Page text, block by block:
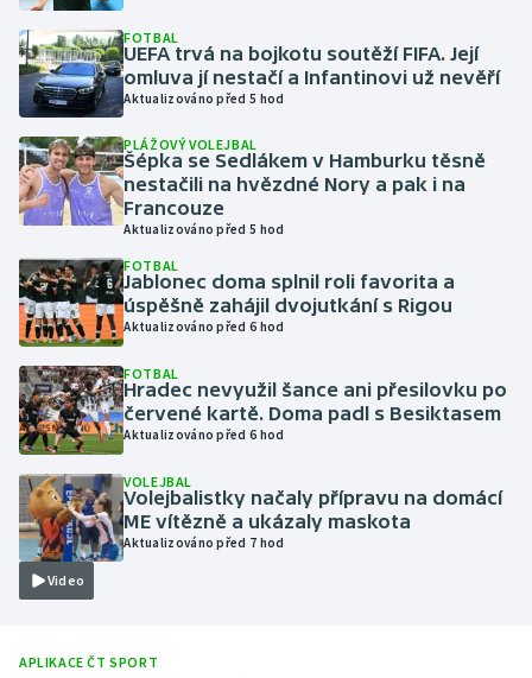
Jezdectví
Judo
Krasobruslení
Lezení
Lyže a snowboard
Moderní pětiboj
Motorsport
Olympijské hry
Parasport
Plavání
Plážový volejbal
Ragby
FOTBAL
UEFA trvá na bojkotu soutěží FIFA. Její
omluva jí nestačí a Infantinovi už nevěří
Aktualizováno před 5 hod
PLÁŽOVÝ VOLEJBAL
Šépka se Sedlákem v Hamburku těsně
nestačili na hvězdné Nory a pak i na
Francouze
Aktualizováno před 5 hod
FOTBAL
Jablonec doma splnil roli favorita a
úspěšně zahájil dvojutkání s Rigou
Aktualizováno před 6 hod
FOTBAL
Hradec nevyužil šance ani přesilovku po
červené kartě. Doma padl s Besiktasem
Aktualizováno před 6 hod
Video
VOLEJBAL
Volejbalistky načaly přípravu na domácí
ME vítězně a ukázaly maskota
Aktualizováno před 7 hod
APLIKACE ČT SPORT